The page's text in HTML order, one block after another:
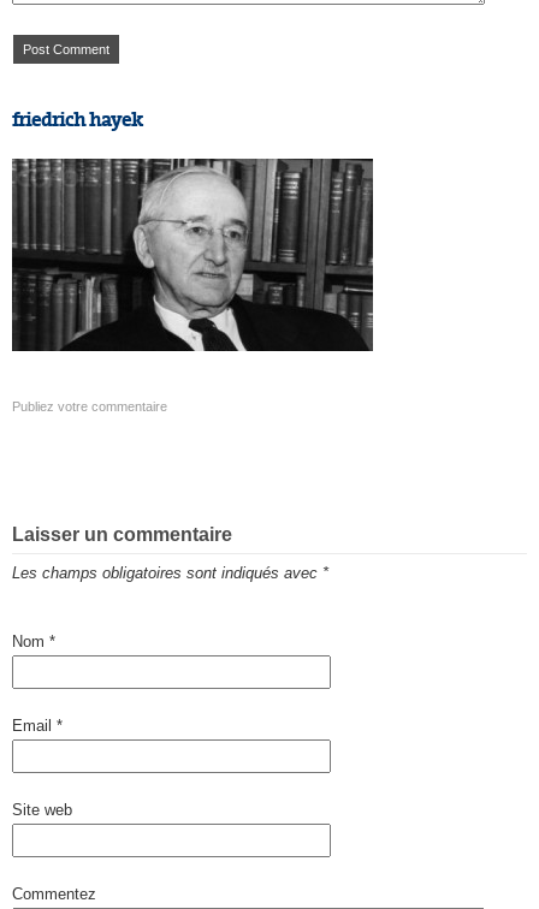
friedrich hayek
Publiez votre commentaire
Laisser un commentaire
Les champs obligatoires sont indiqués avec *
Nom *
Email *
Site web
Commentez